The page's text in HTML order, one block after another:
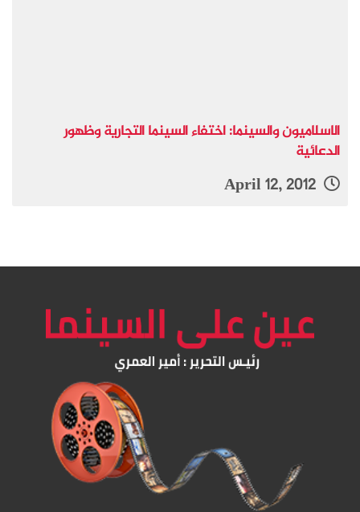
الاسلاميون والسينما: اختفاء السينما التجارية وظهور
الدعائية
April 12, 2012